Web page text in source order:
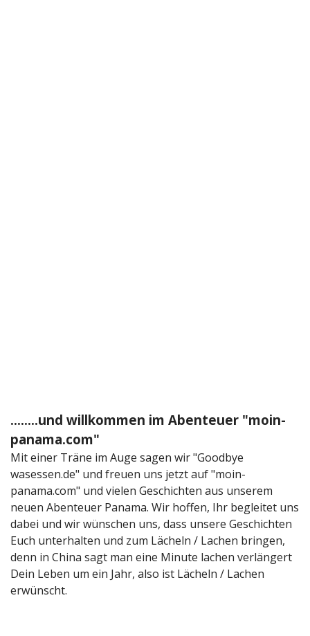
........und willkommen im Abenteuer "moin-
panama.com"
Mit einer Träne im Auge sagen wir "Goodbye
wasessen.de" und freuen uns jetzt auf "moin-
panama.com" und vielen Geschichten aus unserem
neuen Abenteuer Panama. Wir hoffen, Ihr begleitet uns
dabei und wir wünschen uns, dass unsere Geschichten
Euch unterhalten und zum Lächeln / Lachen bringen,
denn in China sagt man eine Minute lachen verlängert
Dein Leben um ein Jahr, also ist Lächeln / Lachen
erwünscht.